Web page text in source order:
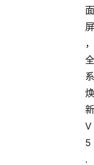
面
屏
，
全
系
焕
新
V
5
.